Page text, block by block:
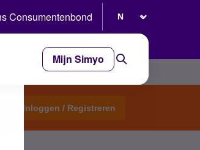
Consumentenbond
Mijn Simyo
Inloggen / Registreren